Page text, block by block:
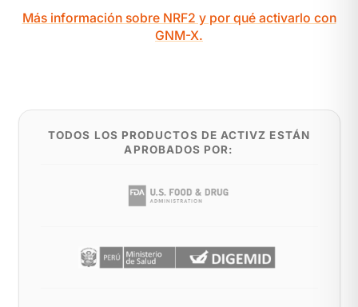
Más información sobre NRF2 y por qué activarlo con
GNM-X.
TODOS LOS PRODUCTOS DE ACTIVZ ESTÁN
APROBADOS POR: